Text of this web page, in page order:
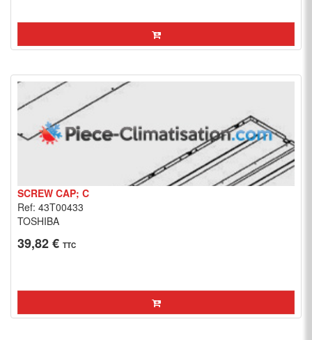
SCREW CAP; C
Ref: 43T00433
TOSHIBA
39,82 € TTC